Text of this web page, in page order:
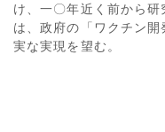
け、一〇年近く前から
は、政府の「ワクチン
実な実現を望む。